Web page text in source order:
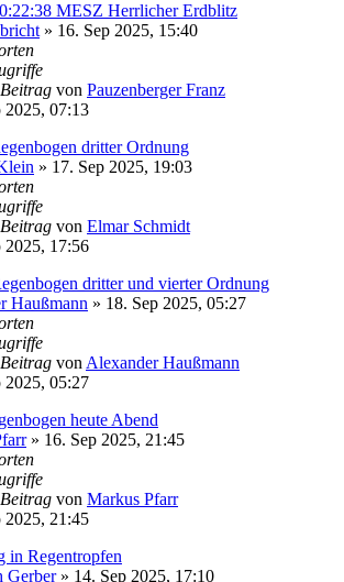
MESZ Herrlicher Erdblitz
» 16. Sep 2025, 15:40
von Pauzenberger Franz
2025, 07:13
dritter Ordnung
» 17. Sep 2025, 19:03
von Elmar Schmidt
2025, 17:56
dritter und vierter Ordnung
Haußmann » 18. Sep 2025, 05:27
von Alexander Haußmann
2025, 05:27
heute Abend
» 16. Sep 2025, 21:45
von Markus Pfarr
2025, 21:45
in Regentropfen
Gerber» 14. Sep 2025, 17:10